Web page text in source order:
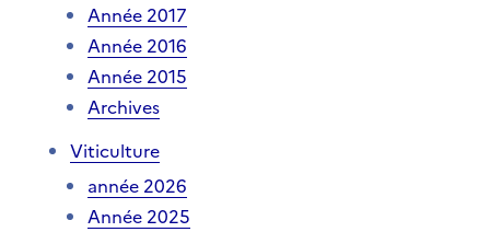
Année 2017
Année 2016
Année 2015
Archives
Viticulture
année 2026
Année 2025